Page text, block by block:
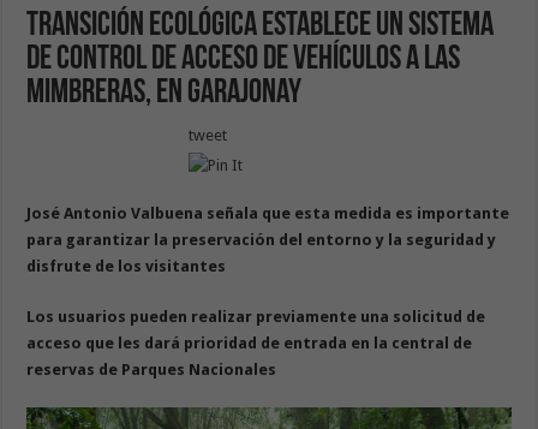
Transición Ecológica establece un sistema
de control de acceso de vehículos a Las
Mimbreras, en Garajonay
tweet
José Antonio Valbuena señala que esta medida es importante
para garantizar la preservación del entorno y la seguridad y
disfrute de los visitantes
Los usuarios pueden realizar previamente una solicitud de
acceso que les dará prioridad de entrada en la central de
reservas de Parques Nacionales